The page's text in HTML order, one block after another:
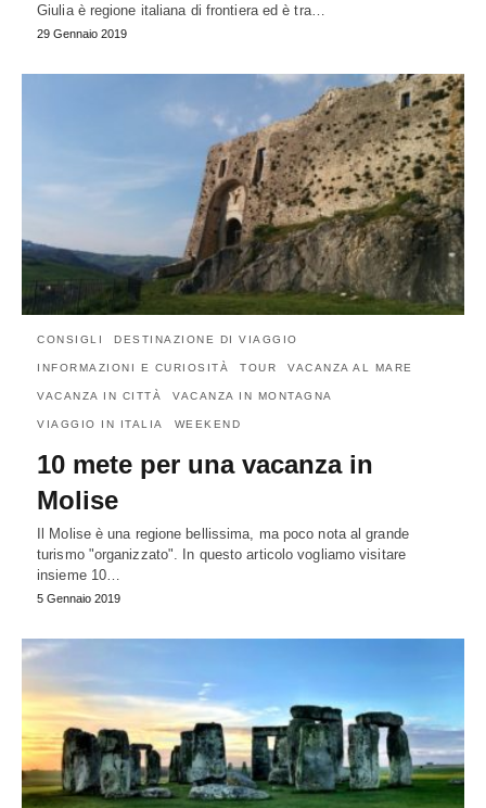
Giulia è regione italiana di frontiera ed è tra…
29 Gennaio 2019
CONSIGLI DESTINAZIONE DI VIAGGIO
INFORMAZIONI E CURIOSITÀ TOUR VACANZA AL MARE
VACANZA IN CITTÀ VACANZA IN MONTAGNA
VIAGGIO IN ITALIA WEEKEND
10 mete per una vacanza in
Molise
Il Molise è una regione bellissima, ma poco nota al grande
turismo "organizzato". In questo articolo vogliamo visitare
insieme 10…
5 Gennaio 2019